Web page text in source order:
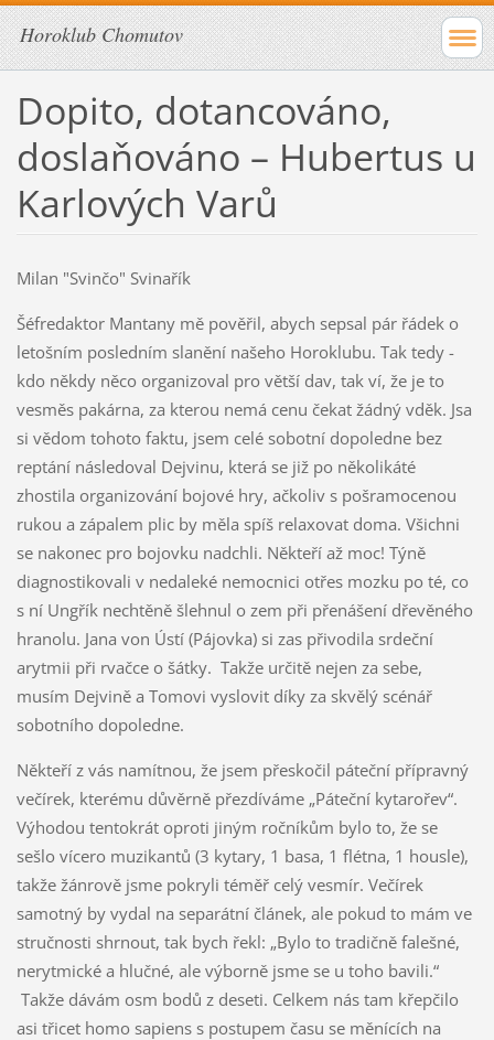
Horoklub Chomutov
Dopito, dotancováno,
doslaňováno – Hubertus u
Karlových Varů
Milan "Svinčo" Svinařík
Šéfredaktor Mantany mě pověřil, abych sepsal pár řádek o
letošním posledním slanění našeho Horoklubu. Tak tedy -
kdo někdy něco organizoval pro větší dav, tak ví, že je to
vesměs pakárna, za kterou nemá cenu čekat žádný vděk. Jsa
si vědom tohoto faktu, jsem celé sobotní dopoledne bez
reptání následoval Dejvinu, která se již po několikáté
zhostila organizování bojové hry, ačkoliv s pošramocenou
rukou a zápalem plic by měla spíš relaxovat doma. Všichni
se nakonec pro bojovku nadchli. Někteří až moc! Týně
diagnostikovali v nedaleké nemocnici otřes mozku po té, co
s ní Ungřík nechtěně šlehnul o zem při přenášení dřevěného
hranolu. Jana von Ústí (Pájovka) si zas přivodila srdeční
arytmii při rvačce o šátky. Takže určitě nejen za sebe,
musím Dejvině a Tomovi vyslovit díky za skvělý scénář
sobotního dopoledne.
Někteří z vás namítnou, že jsem přeskočil páteční přípravný
večírek, kterému důvěrně přezdíváme „Páteční kytarořev“.
Výhodou tentokrát oproti jiným ročníkům bylo to, že se
sešlo vícero muzikantů (3 kytary, 1 basa, 1 flétna, 1 housle),
takže žánrově jsme pokryli téměř celý vesmír. Večírek
samotný by vydal na separátní článek, ale pokud to mám ve
stručnosti shrnout, tak bych řekl: „Bylo to tradičně falešné,
nerytmické a hlučné, ale výborně jsme se u toho bavili.“
Takže dávám osm bodů z deseti. Celkem nás tam křepčilo
asi třicet homo sapiens s postupem času se měnících na